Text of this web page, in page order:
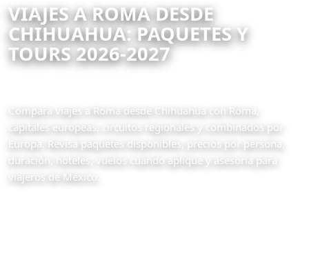
VIAJES A ROMA DESDE
CHIHUAHUA: PAQUETES Y
TOURS 2026-2027
Compara viajes a Roma desde Chihuahua con Roma,
capitales europeas, circuitos regionales y combinados por
Europa. Revisa paquetes disponibles, precios por persona,
duración, hoteles, vuelos cuando aplique y asesoría para
viajeros de México.